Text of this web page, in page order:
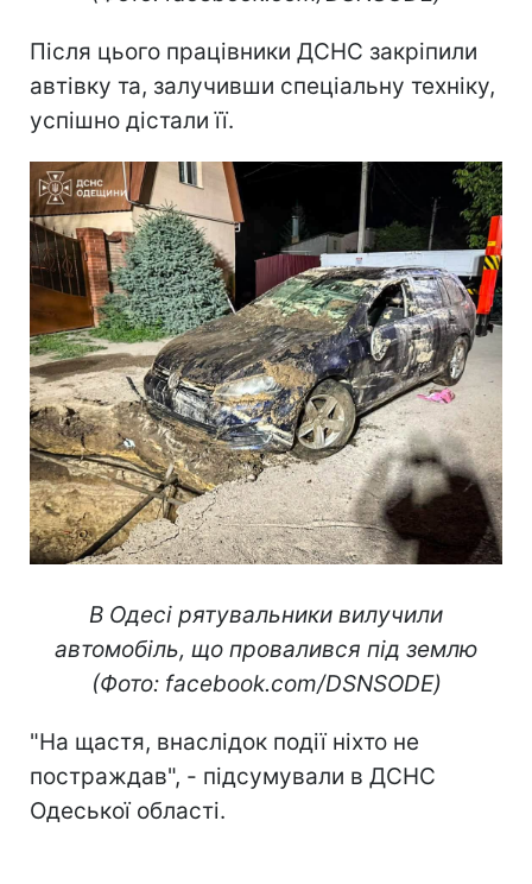
Після цього працівники ДСНС закріпили
автівку та, залучивши спеціальну техніку,
успішно дістали її.
В Одесі рятувальники вилучили
автомобіль, що провалився під землю
(Фото: facebook.com/DSNSODE)
"На щастя, внаслідок події ніхто не
постраждав", - підсумували в ДСНС
Одеської області.